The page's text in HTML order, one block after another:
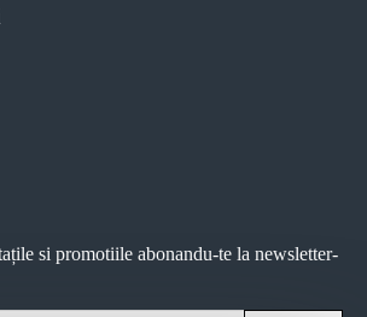
si promotiile abonandu-te la newsletter-